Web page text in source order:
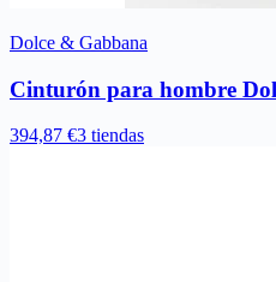
Dolce & Gabbana
Cinturón para hombre
394,87 €3 tiendas